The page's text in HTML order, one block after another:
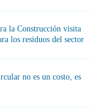
la Construcción visita
los residuos del sector
no es un costo, es